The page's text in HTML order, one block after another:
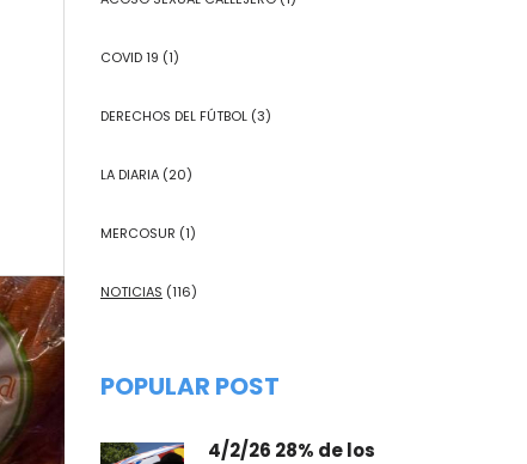
COVID 19 (1)
DERECHOS DEL FÚTBOL (3)
LA DIARIA (20)
MERCOSUR (1)
NOTICIAS (116)
POPULAR POST
4/2/26 28% de los